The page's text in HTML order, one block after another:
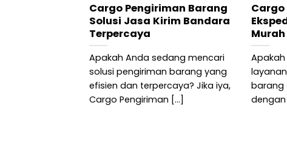
Cargo Pengiriman Barang
Solusi Jasa Kirim Bandara
Terpercaya
Apakah Anda sedang mencari
solusi pengiriman barang yang
efisien dan terpercaya? Jika iya,
Cargo Pengiriman [...]
Murah
barang
dengan